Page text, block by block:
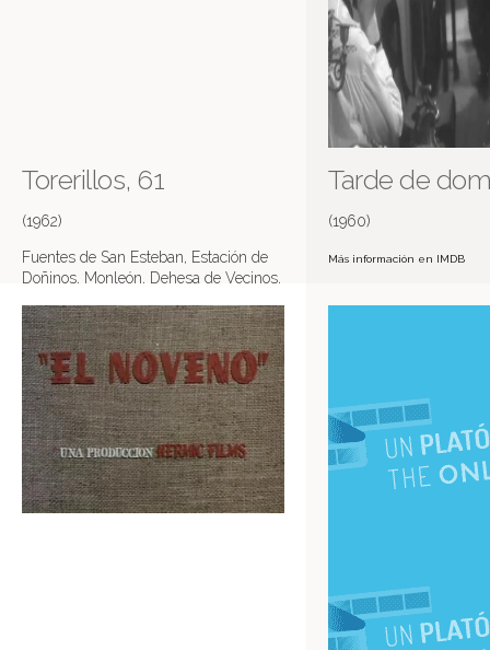
Torerillos, 61
(1962)
Fuentes de San Esteban, Estación de
Doñinos, Monleón, Dehesa de Vecinos,
Más información en IMDB
Tarde de
(1960)
Más información en IMDB